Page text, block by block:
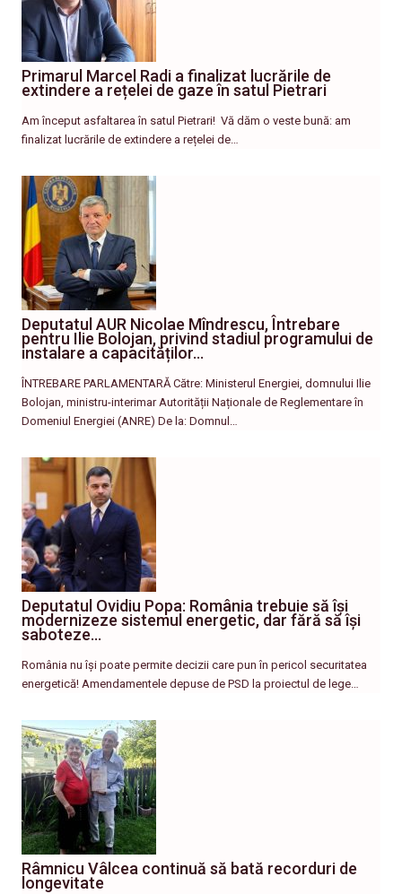
Primarul Marcel Radi a finalizat lucrările de
extindere a rețelei de gaze în satul Pietrari
Am început asfaltarea în satul Pietrari! ​ Vă dăm o veste bună: am
finalizat lucrările de extindere a rețelei de…
Deputatul AUR Nicolae Mîndrescu, Întrebare
pentru Ilie Bolojan, privind stadiul programului de
instalare a capacităților…
ÎNTREBARE PARLAMENTARĂ Către: Ministerul Energiei, domnului Ilie
Bolojan, ministru-interimar Autorității Naționale de Reglementare în
Domeniul Energiei (ANRE) De la: Domnul…
Deputatul Ovidiu Popa: România trebuie să își
modernizeze sistemul energetic, dar fără să își
saboteze…
România nu își poate permite decizii care pun în pericol securitatea
energetică! Amendamentele depuse de PSD la proiectul de lege…
Râmnicu Vâlcea continuă să bată recorduri de
longevitate